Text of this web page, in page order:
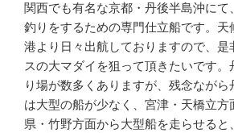
関西でも有名な京都・丹後半島沖にて
釣りをするための専門仕立船です。天
港より日々出航しておりますので、是
スの大マダイを狙って頂きたいです。
り場が数多くありますが、残念なが
は大型の船が少なく、宮津・天橋立方
県・竹野方面から大型船を走らせると